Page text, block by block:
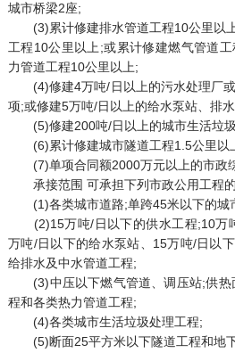
城市桥梁2座;
(3)累计修建排水管道工程10公里以
工程10公里以上;或累计修建燃气管道
力管道工程10公里以上;
(4)修建4万吨/日以上的污水处理厂或
项;或修建5万吨/日以上的给水泵站、排
(5)修建200吨/日以上的城市生活垃
(6)累计修建城市隧道工程1.5公里以
(7)单项合同额2000万元以上的市政综
承接范围 可承担下列市政公用工程的
(1)各类城市道路;单跨45米以下的城
(2)15万吨/日以下的供水工程;10万
万吨/日以下的给水泵站、15万吨/日以
给排水及中水管道工程;
(3)中压以下燃气管道、调压站;供热
程和各类热力管道工程;
(4)各类城市生活垃圾处理工程;
(5)断面25平方米以下隧道工程和地